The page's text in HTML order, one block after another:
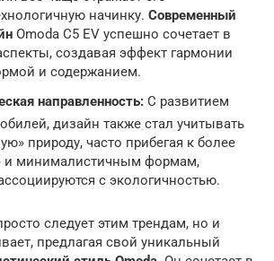
начинку. Современный
Omoda C5 EV успешно сочетает в
создавая эффект гармонии
и содержанием.
направленность: С развитием
дизайн также стал учитывать
природу, часто прибегая к более
и минималистичным формам,
с экологичностью.
следует этим трендам, но и
предлагая свой уникальный